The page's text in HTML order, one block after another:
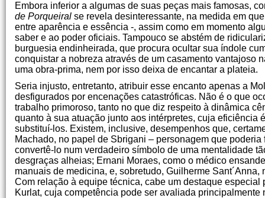
Embora inferior a algumas de suas peças mais famosas,
de Porqueiral se revela desinteressante, na medida em
entre aparência e essência -, assim como em momento
saber e ao poder oficiais. Tampouco se abstém de
burguesia endinheirada, que procura ocultar sua índole
conquistar a nobreza através de um casamento vantajoso
uma obra-prima, nem por isso deixa de encantar a plateia.
Seria injusto, entretanto, atribuir esse encanto apenas a
desfigurados por encenações catastróficas. Não é o que
trabalho primoroso, tanto no que diz respeito à dinâmica
quanto à sua atuação junto aos intérpretes, cuja
substituí-los. Existem, inclusive, desempenhos que,
Machado, no papel de Sbrigani – personagem que
convertê-lo num verdadeiro símbolo de uma mentalidade
desgraças alheias; Ernani Moraes, como o médico
manuais de medicina, e, sobretudo, Guilherme
Com relação à equipe técnica, cabe um destaque
Kurlat, cuja competência pode ser avaliada